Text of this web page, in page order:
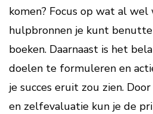
komen? Focus op wat al
hulpbronnen je kunt
boeken. Daarnaast is het
doelen te formuleren en
je succes eruit zou zien.
en zelfevaluatie kun je de